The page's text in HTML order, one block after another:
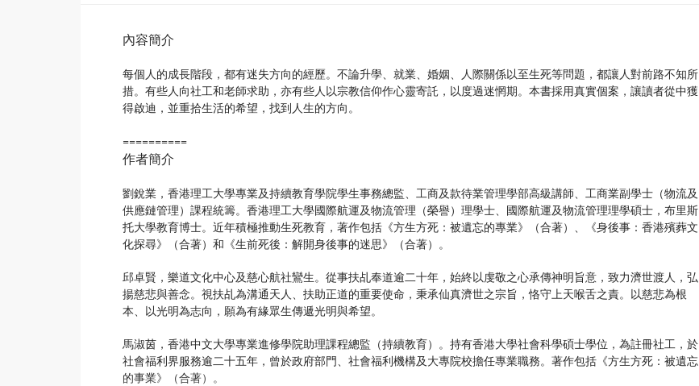
內容簡介
每個人的成長階段，都有迷失方向的經歷。不論升學、就業、婚姻、人際關係以至生死等問題，都讓人對前路不知所
措。有些人向社工和老師求助，亦有些人以宗教信仰作心靈寄託，以度過迷惘期。本書採用真實個案，讓讀者從中獲
得啟迪，並重拾生活的希望，找到人生的方向。
==========
作者簡介
劉銳業，香港理工大學專業及持續教育學院學生事務總監、工商及款待業管理學部高級講師、工商業副學士（物流及
供應鏈管理）課程統籌。香港理工大學國際航運及物流管理（榮譽）理學士、國際航運及物流管理理學碩士，布里斯
托大學教育博士。近年積極推動生死教育，著作包括《方生方死：被遺忘的專業》（合著）、《身後事：香港殯葬文
化探尋》（合著）和《生前死後：解開身後事的迷思》（合著）。
邱卓賢，樂道文化中心及慈心航社鸞生。從事扶乩奉道逾二十年，始終以虔敬之心承傳神明旨意，致力濟世渡人，弘
揚慈悲與善念。視扶乩為溝通天人、扶助正道的重要使命，秉承仙真濟世之宗旨，恪守上天喉舌之責。以慈悲為根
本、以光明為志向，願為有緣眾生傳遞光明與希望。
馬淑茵，香港中文大學專業進修學院助理課程總監（持續教育）。持有香港大學社會科學碩士學位，為註冊社工，於
社會福利界服務逾二十五年，曾於政府部門、社會福利機構及大專院校擔任專業職務。著作包括《方生方死：被遺忘
的事業》（合著）。